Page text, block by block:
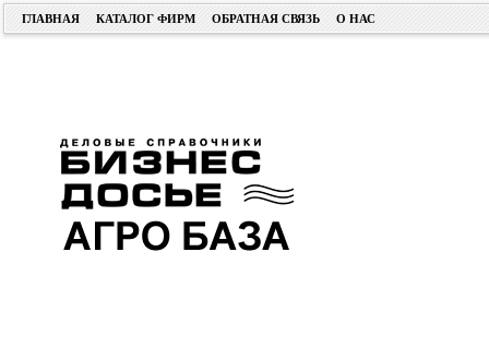
ГЛАВНАЯ КАТАЛОГ ФИРМ ОБРАТНАЯ СВЯЗЬ О НАС